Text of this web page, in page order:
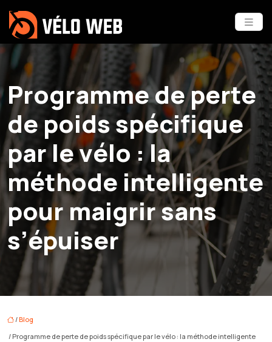
Programme de perte
de poids spécifique
par le vélo : la
méthode intelligente
pour maigrir sans
s’épuiser
/Blog
/ Programme de perte de poids spécifique par le vélo : la méthode intelligente